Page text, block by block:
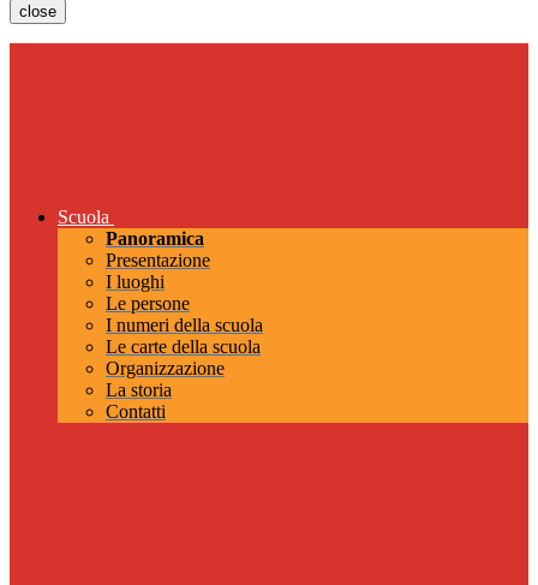
close
Scuola
Panoramica
Presentazione
I luoghi
Le persone
I numeri della scuola
Le carte della scuola
Organizzazione
La storia
Contatti